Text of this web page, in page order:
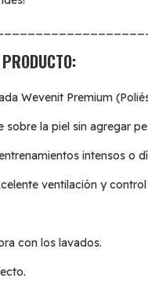
Wevenit Premium
sobre la piel sin agregar
intensos o
ventilación y
con los lavados.